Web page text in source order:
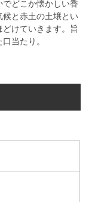
どこか懐かしい香
候と赤土の土壌とい
けていきます。旨
当たり。